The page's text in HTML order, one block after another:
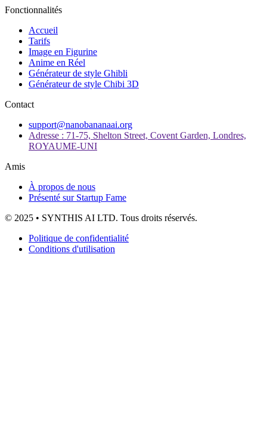
Fonctionnalités
Accueil
Tarifs
Image en Figurine
Anime en Réel
Générateur de style Ghibli
Générateur de style Chibi 3D
Contact
support@nanobananaai.org
Adresse : 71-75, Shelton Street, Covent Garden, Londres,
ROYAUME-UNI
Amis
À propos de nous
Présenté sur Startup Fame
© 2025 • SYNTHIS AI LTD. Tous droits réservés.
Politique de confidentialité
Conditions d'utilisation